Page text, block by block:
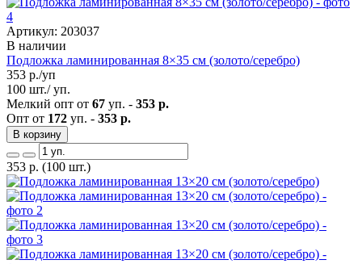
Артикул: 203037
В наличии
Подложка ламинированная 8×35 см (золото/серебро)
353 р./уп
100 шт./ уп.
Мелкий опт от 67 уп. - 353 р.
Опт от 172 уп. - 353 р.
В корзину
353 р. (100 шт.)